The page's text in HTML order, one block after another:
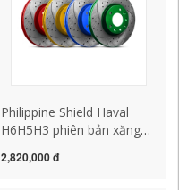
Philippine Shield Haval
H6H5H3 phiên bản xăng
Great Wall C50 Jiayu V80
2,820,000 đ